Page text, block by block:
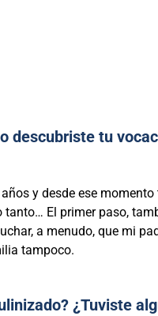
descubriste tu
y desde ese momento
El primer paso,
a menudo, que mi
tampoco.
¿Tuviste